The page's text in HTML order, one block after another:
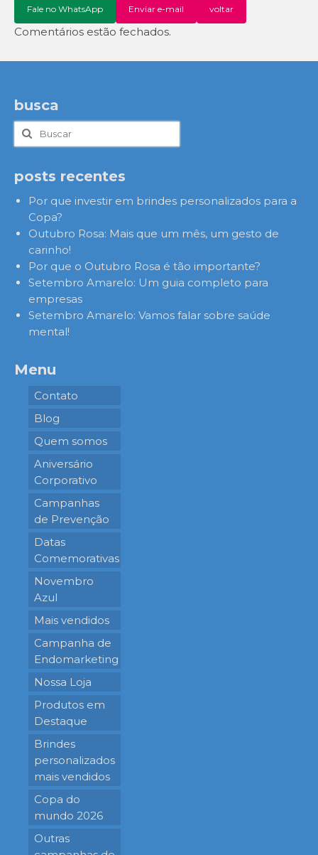
Fale no WhatsApp Enviar e-mail voltar
Comentários estão fechados.
busca
Buscar
por:
posts recentes
Por que investir em brindes personalizados para a
Copa?
Outubro Rosa: Mais que um mês, um gesto de
carinho!
Por que o Outubro Rosa é tão importante?
Setembro Amarelo: Um guia completo para
empresas
Setembro Amarelo: Vamos falar sobre saúde
mental!
Menu
Contato
Blog
Quem somos
Aniversário
Corporativo
Campanhas
de Prevenção
Datas
Comemorativas
Novembro
Azul
Mais vendidos
Campanha de
Endomarketing
Nossa Loja
Produtos em
Destaque
Brindes
personalizados
mais vendidos
Copa do
mundo 2026
Outras